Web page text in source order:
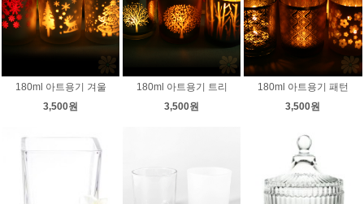
180ml 아트용기 겨울
3,500원
180ml 아트용기 트리
3,500원
180ml 아트용기 패턴
3,500원